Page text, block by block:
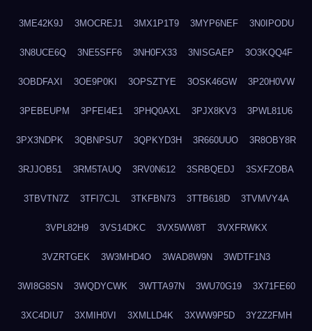
3ME42K9J 3MOCREJ1 3MX1P1T9 3MYP6NEF 3N0IPODU
3N8UCE6Q 3NE5SFF6 3NH0FX33 3NISGAEP 3O3KQQ4F
3OBDFAXI 3OE9P0KI 3OPSZTYE 3OSK46GW 3P20H0VW
3PEBEUPM 3PFEI4E1 3PHQ0AXL 3PJX8KV3 3PWL81U6
3PX3NDPK 3QBNPSU7 3QPKYD3H 3R660UUO 3R8OBY8R
3RJJOB51 3RM5TAUQ 3RV0N612 3SRBQEDJ 3SXFZOBA
3TBVTN7Z 3TFI7CJL 3TKFBN73 3TTB618D 3TVMVY4A
3VPL82H9 3VS14DKC 3VX5WW8T 3VXFRWKX
3VZRTGEK 3W3MHD4O 3WAD8W9N 3WDTF1N3
3WI8G8SN 3WQDYCWK 3WTTA97N 3WU70G19 3X71FE60
3XC4DIU7 3XMIH0VI 3XMLLD4K 3XWW9P5D 3Y2Z2FMH